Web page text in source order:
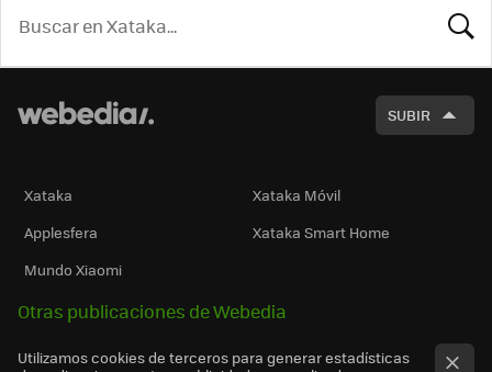
SUBIR
Xataka
Xataka Móvil
Applesfera
Xataka Smart Home
Mundo Xiaomi
Otras publicaciones de Webedia
Utilizamos cookies de terceros para generar estadísticas